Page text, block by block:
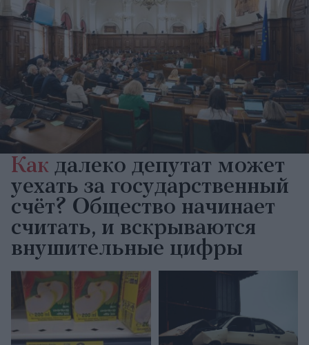
Как далеко депутат может
уехать за государственный
счёт? Общество начинает
считать, и вскрываются
внушительные цифры